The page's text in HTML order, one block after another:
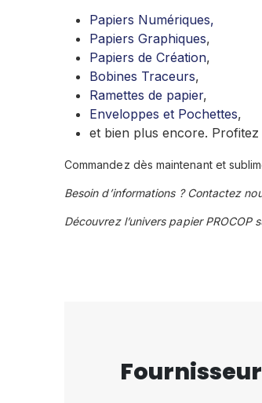
Papiers Numériques,
Papiers Graphiques,
Papiers de Création,
Bobines Traceurs,
Ramettes de papier,
Enveloppes et Pochettes,
et bien plus encore. Profitez
Commandez dès maintenant et
Besoin d’informations ? Contactez
Découvrez l’univers papier PROCOP
Fournisseur